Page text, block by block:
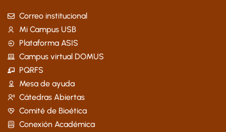
Correo institucional
Mi Campus USB
Plataforma ASIS
Campus virtual DOMUS
PQRFS
Mesa de ayuda
Cátedras Abiertas
Comité de Bioética
Conexión Académica